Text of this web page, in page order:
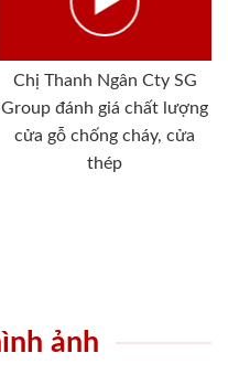
Chị Thanh Ngân Cty SG
Group đánh giá chất lượng
cửa gỗ chống cháy, cửa
thép
ảnh